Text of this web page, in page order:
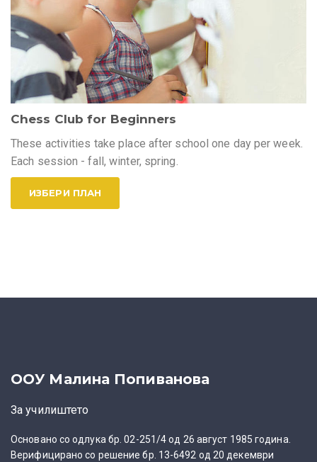
Chess Club for Beginners
These activities take place after school one day per week.
Each session - fall, winter, spring.
ИЗБЕРИ ПЛАН
ООУ Малина Попиванова
За училиштето
Основано со одлука бр. 02-251/4 од 26 август 1985 година.
Верифицирано со решение бр. 13-6492 од 20 декември